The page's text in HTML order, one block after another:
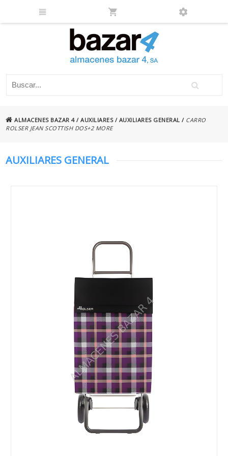
ALMACENES BAZAR 4/AUXILIARES/ AUXILIARES GENERAL / CARRO
ROLSER JEAN SCOTTISH DOS+2 MORE
AUXILIARES GENERAL